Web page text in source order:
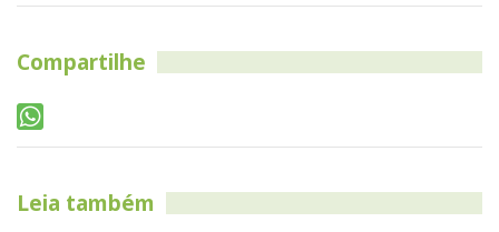
Compartilhe
Leia também